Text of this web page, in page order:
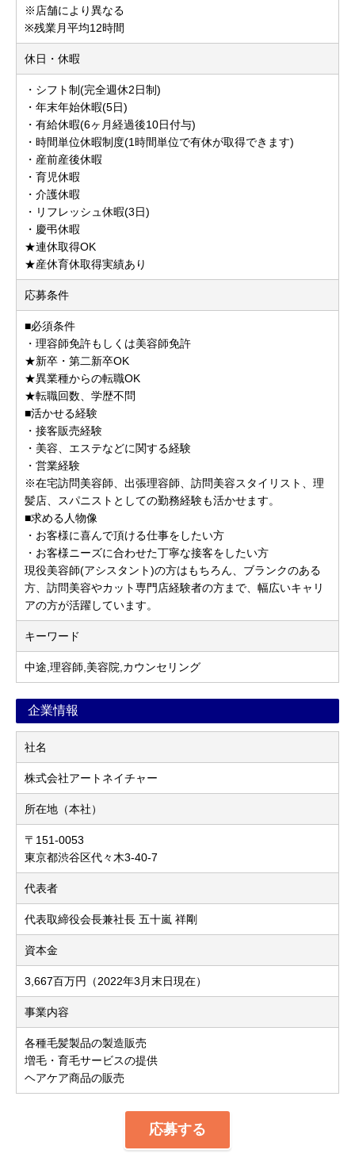
※店舗により異なる
※残業月平均12時間
休日・休暇
・シフト制(完全週休2日制)
・年末年始休暇(5日)
・有給休暇(6ヶ月経過後10日付与)
・時間単位休暇制度(1時間単位で有休が取得できます)
・産前産後休暇
・育児休暇
・介護休暇
・リフレッシュ休暇(3日)
・慶弔休暇
★連休取得OK
★産休育休取得実績あり
応募条件
■必須条件
・理容師免許もしくは美容師免許
★新卒・第二新卒OK
★異業種からの転職OK
★転職回数、学歴不問
■活かせる経験
・接客販売経験
・美容、エステなどに関する経験
・営業経験
※在宅訪問美容師、出張理容師、訪問美容スタイリスト、理
髪店、スパニストとしての勤務経験も活かせます。
■求める人物像
・お客様に喜んで頂ける仕事をしたい方
・お客様ニーズに合わせた丁寧な接客をしたい方
現役美容師(アシスタント)の方はもちろん、ブランクのある
方、訪問美容やカット専門店経験者の方まで、幅広いキャリ
アの方が活躍しています。
キーワード
中途,理容師,美容院,カウンセリング
企業情報
社名
株式会社アートネイチャー
所在地（本社）
〒151-0053
東京都渋谷区代々木3-40-7
代表者
代表取締役会長兼社長 五十嵐 祥剛
資本金
3,667百万円（2022年3月末日現在）
事業内容
各種毛髪製品の製造販売
増毛・育毛サービスの提供
ヘアケア商品の販売
応募する